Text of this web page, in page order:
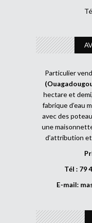
Particulier
hectare et
fabrique d’eau
avec des
une
d’attribution
Tél : 79
E-mail: